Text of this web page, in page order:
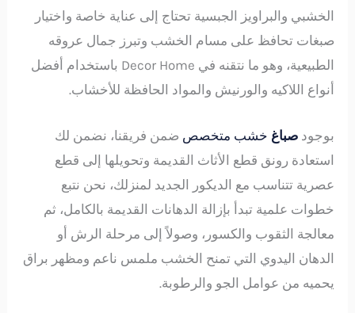
الخشبي والبراويز الجبسية تحتاج إلى عناية خاصة واختيار
صبغات تحافظ على مسام الخشب وتبرز جمال عروقه
الطبيعية، وهو ما نتقنه في Decor Home باستخدام أفضل
أنواع اللاكيه والورنيش والمواد الحافظة للأخشاب.
بوجودصباغ خشب متخصص ضمن فريقنا، نضمن لك
استعادة رونق قطع الأثاث القديمة وتحويلها إلى قطع
عصرية تتناسب مع الديكور الجديد لمنزلك، نحن نتبع
خطوات علمية تبدأ بإزالة الدهانات القديمة بالكامل، ثم
معالجة الثقوب والكسور، وصولاً إلى مرحلة الرش أو
الدهان اليدوي التي تمنح الخشب ملمس ناعم ومظهر براق
يحميه من عوامل الجو والرطوبة.